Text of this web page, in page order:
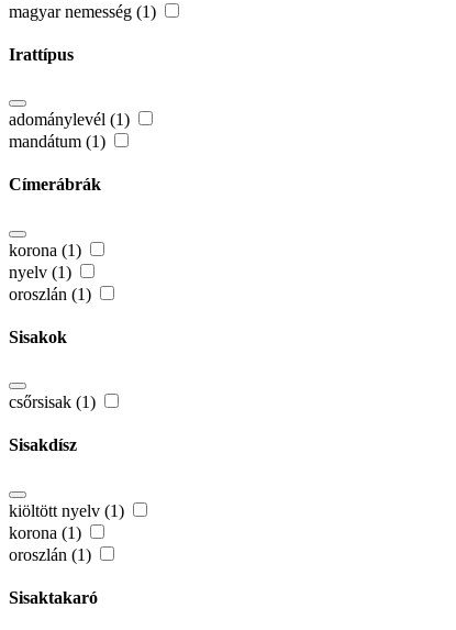
magyar nemesség (1)
Irattípus
adománylevél (1)
mandátum (1)
Címerábrák
korona (1)
nyelv (1)
oroszlán (1)
Sisakok
csőrsisak (1)
Sisakdísz
kiöltött nyelv (1)
korona (1)
oroszlán (1)
Sisaktakaró